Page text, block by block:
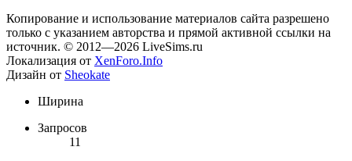
Копирование и использование материалов сайта разрешено
только с указанием авторства и прямой активной ссылки на
источник. © 2012—2026 LiveSims.ru
Локализация от XenForo.Info
Дизайн от Sheokate
Ширина
Запросов
11